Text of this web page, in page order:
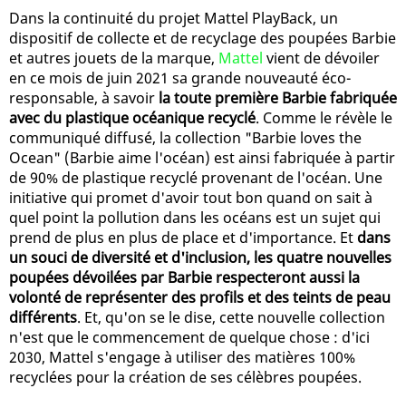
Dans la continuité du projet Mattel PlayBack, un
dispositif de collecte et de recyclage des poupées Barbie
et autres jouets de la marque, Mattel vient de dévoiler
en ce mois de juin 2021 sa grande nouveauté éco-
responsable, à savoir la toute première Barbie fabriquée
avec du plastique océanique recyclé. Comme le révèle le
communiqué diffusé, la collection "Barbie loves the
Ocean" (Barbie aime l'océan) est ainsi fabriquée à partir
de 90% de plastique recyclé provenant de l'océan. Une
initiative qui promet d'avoir tout bon quand on sait à
quel point la pollution dans les océans est un sujet qui
prend de plus en plus de place et d'importance. Et dans
un souci de diversité et d'inclusion, les quatre nouvelles
poupées dévoilées par Barbie respecteront aussi la
volonté de représenter des profils et des teints de peau
différents. Et, qu'on se le dise, cette nouvelle collection
n'est que le commencement de quelque chose : d'ici
2030, Mattel s'engage à utiliser des matières 100%
recyclées pour la création de ses célèbres poupées.